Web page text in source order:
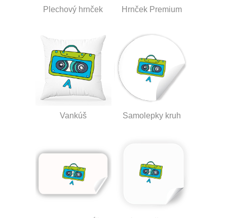
Plechový hrnček Hrnček Premium
Vankúš Samolepky kruh